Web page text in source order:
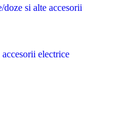
doze si alte accesorii
electrice